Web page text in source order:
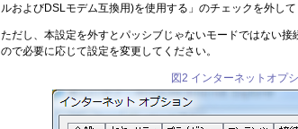
ルおよびDSLモデム互換用)を使用する」のチェックを外し
ただし、本設定を外すとパッシブじゃないモードではない
ので必要に応じて設定を変更してください。
図2 インターネットオプ